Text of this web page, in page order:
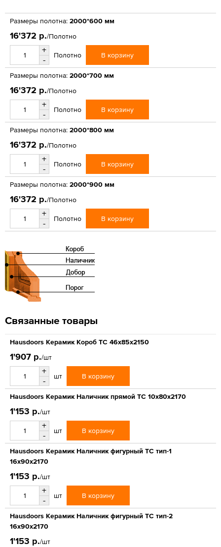
Размеры полотна: 2000*600 мм
16'372 р./Полотно
+
-
Полотно В корзину
Размеры полотна: 2000*700 мм
16'372 р./Полотно
+
-
Полотно В корзину
Размеры полотна: 2000*800 мм
16'372 р./Полотно
+
-
Полотно В корзину
Размеры полотна: 2000*900 мм
16'372 р./Полотно
+
-
Полотно В корзину
Связанные товары
Hausdoors Керамик Короб ТС 46x85x2150
1'907 р./шт
+
-
шт В корзину
Hausdoors Керамик Наличник прямой ТС 10x80x2170
1'153 р./шт
+
-
шт В корзину
Hausdoors Керамик Наличник фигурный ТС тип-1
16x90x2170
1'153 р./шт
+
-
шт В корзину
Hausdoors Керамик Наличник фигурный ТС тип-2
16x90x2170
1'153 р./шт